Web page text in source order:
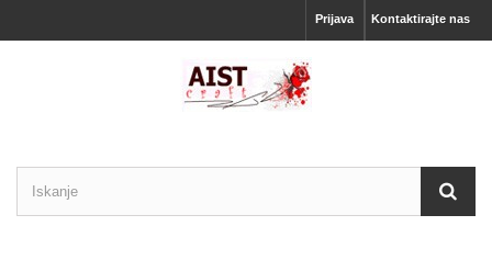
Kontaktirajte nas
Prijava